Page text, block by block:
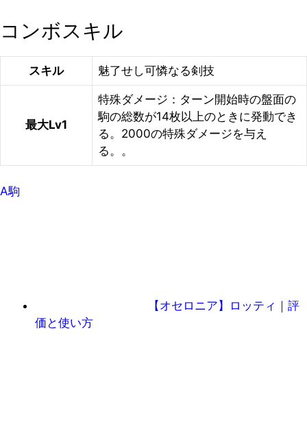
コンボスキル
スキル 魅了せし可憐なる剣技
最大Lv1
特殊ダメージ：ターン開始時の盤面の
駒の総数が14枚以上のときに発動でき
る。2000の特殊ダメージを与え
る。。
A駒
【オセロニア】ロッティ｜評
価と使い方